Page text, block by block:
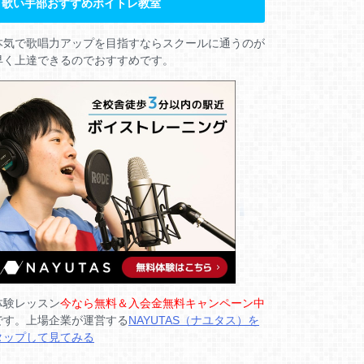
歌い手部おすすめボイトレ教室
気で歌唱力アップを目指すならスクールに通うのが
く上達できるのでおすすめです。
験レッスン今なら無料＆入会金無料キャンペーン中
す。上場企業が運営するNAYUTAS（ナユタス）を
ップして見てみる